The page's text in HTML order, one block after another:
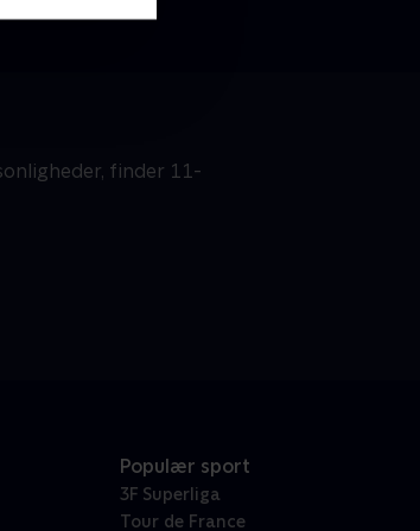
finder 11-
Populær sport
3F Superliga
Tour de France